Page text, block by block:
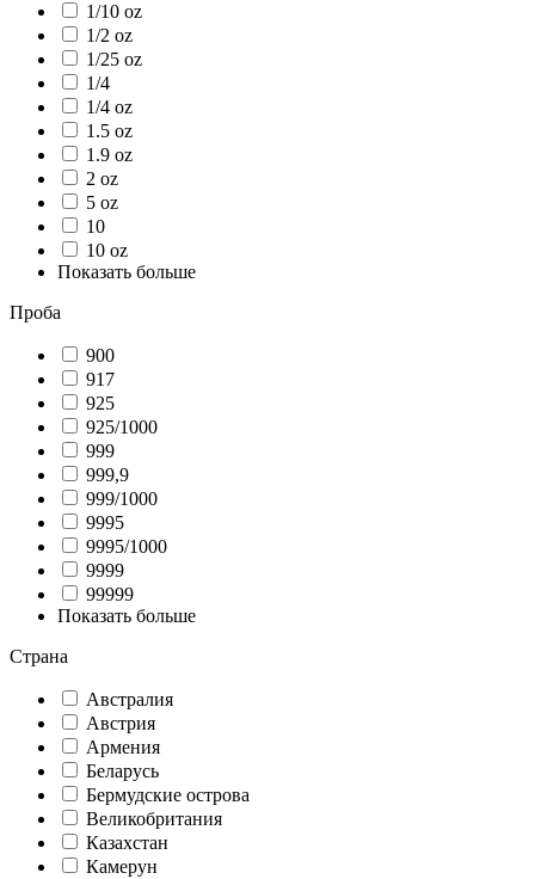
1/10 oz
1/2 oz
1/25 oz
1/4
1/4 oz
1.5 oz
1.9 oz
2 oz
5 oz
10
10 oz
Показать больше
Проба
900
917
925
925/1000
999
999,9
999/1000
9995
9995/1000
9999
99999
Показать больше
Страна
Австралия
Австрия
Армения
Беларусь
Бермудские острова
Великобритания
Казахстан
Камерун